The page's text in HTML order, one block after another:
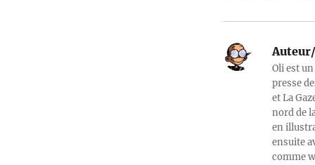
Oli est
presse
et La
nord de
en
ensuite
comme